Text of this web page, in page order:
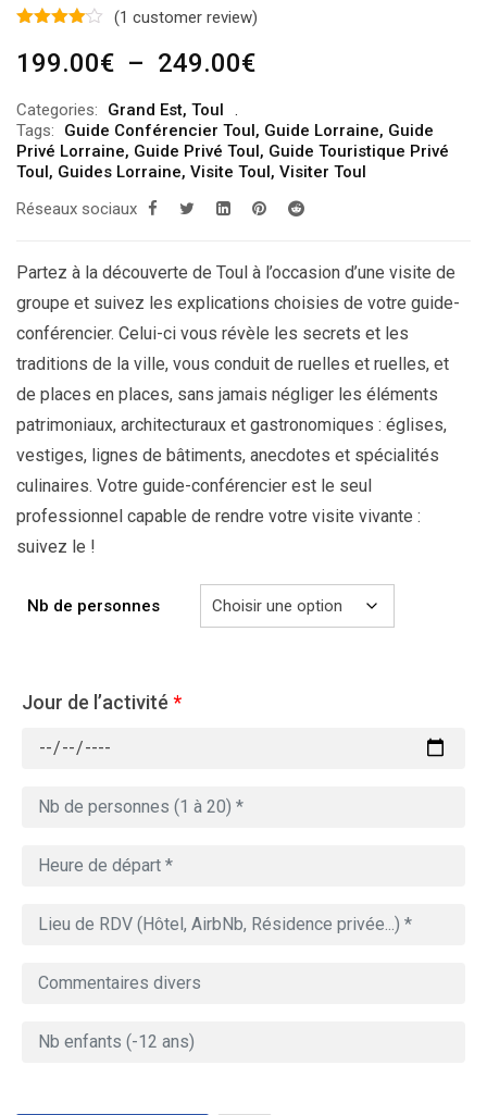
(1 customer review)
199.00€ – 249.00€Plage
prix :
199.00€
à
249.00€
Categories: Grand Est, Toul
Tags:
Guide Conférencier Toul, Guide Lorraine, Guide
Privé Lorraine, Guide Privé Toul, Guide Touristique Privé
Toul, Guides Lorraine, Visite Toul, Visiter Toul
Réseaux sociaux
Partez à la découverte de Toul à l’occasion d’une visite de
groupe et suivez les explications choisies de votre guide-
conférencier. Celui-ci vous révèle les secrets et les
traditions de la ville, vous conduit de ruelles et ruelles, et
de places en places, sans jamais négliger les éléments
patrimoniaux, architecturaux et gastronomiques : églises,
vestiges, lignes de bâtiments, anecdotes et spécialités
culinaires. Votre guide-conférencier est le seul
professionnel capable de rendre votre visite vivante :
suivez le !
Nb de personnes
Jour de l’activité *